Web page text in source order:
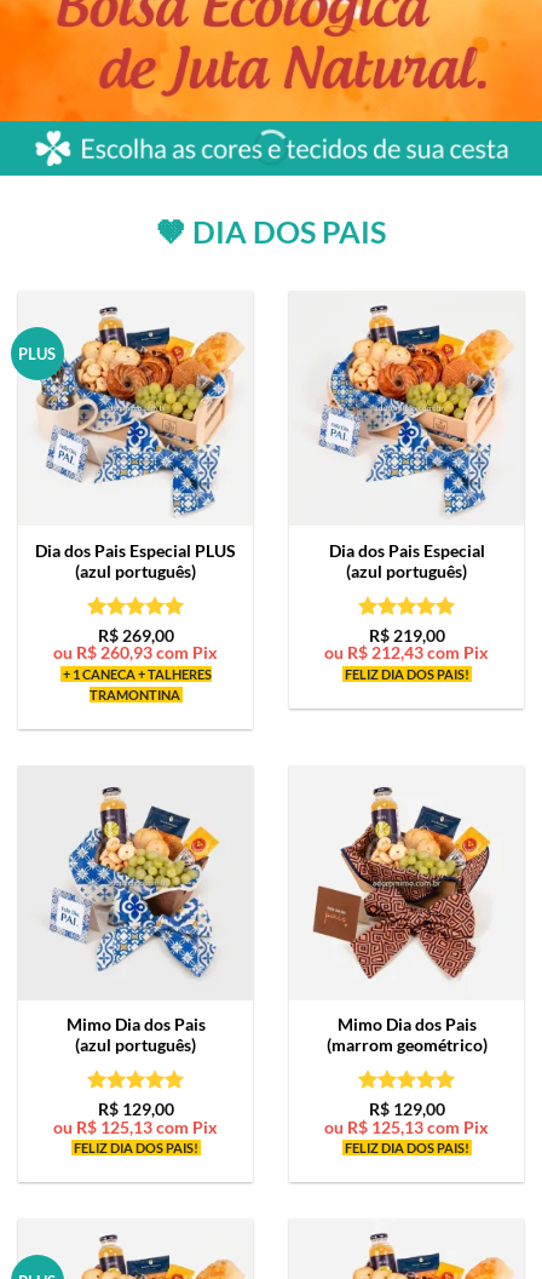
🤎 DIA DOS PAIS
PLUS
Dia dos Pais Especial PLUS
(azul português)
Avaliação5
de 5
R$269,00
ou R$260,93com Pix
+ 1 CANECA + TALHERES
TRAMONTINA
Dia dos Pais Especial
(azul português)
Avaliação5
de 5
R$219,00
ou R$212,43com Pix
FELIZ DIA DOS PAIS!
Mimo Dia dos Pais
(azul português)
Avaliação5
de 5
R$129,00
ou R$ 125,13com Pix
FELIZ DIA DOS PAIS!
Mimo Dia dos Pais
(marrom geométrico)
Avaliação5
de 5
R$129,00
ou R$ 125,13com Pix
FELIZ DIA DOS PAIS!